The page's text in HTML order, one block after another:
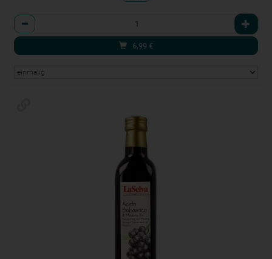
Anzahl
6,99 €